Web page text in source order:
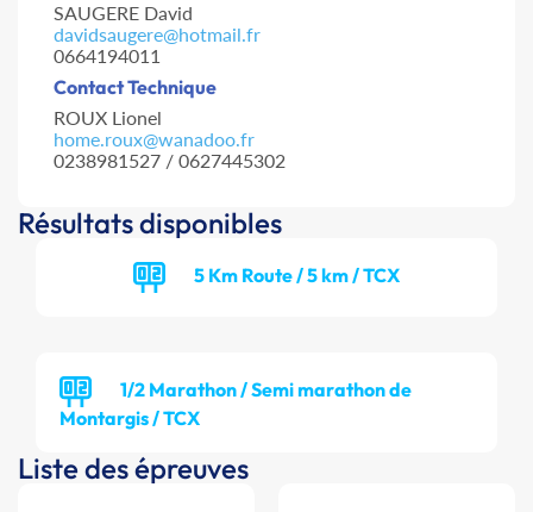
SAUGERE David
davidsaugere@hotmail.fr
0664194011
Contact Technique
ROUX Lionel
home.roux@wanadoo.fr
0238981527 / 0627445302
Résultats disponibles
5 Km Route / 5 km / TCX
1/2 Marathon / Semi marathon de
Montargis / TCX
Liste des épreuves